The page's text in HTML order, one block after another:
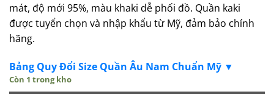
mát, độ mới 95%, màu khaki dễ phối đồ. Quần kaki
được tuyển chọn và nhập khẩu từ Mỹ, đảm bảo chính
hãng.
Bảng Quy Đổi Size Quần Âu Nam Chuẩn Mỹ ▼
Còn 1 trong kho